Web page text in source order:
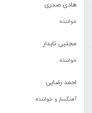
هادی صدری
خواننده
مجتبی تابدار
خواننده
احمد رضایی
آهنگساز و خواننده